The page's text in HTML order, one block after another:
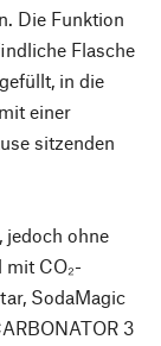
Die Funktion
Flasche
in die
einer
sitzenden
jedoch ohne
CO₂-
SodaMagic
3